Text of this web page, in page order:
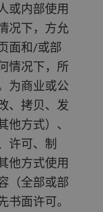
或内部使用
况下，方允
面和/或部
情况下，所
为商业或公
、拷贝、发
方式）、
许可、制
他方式使用
（全部或部
面许可。